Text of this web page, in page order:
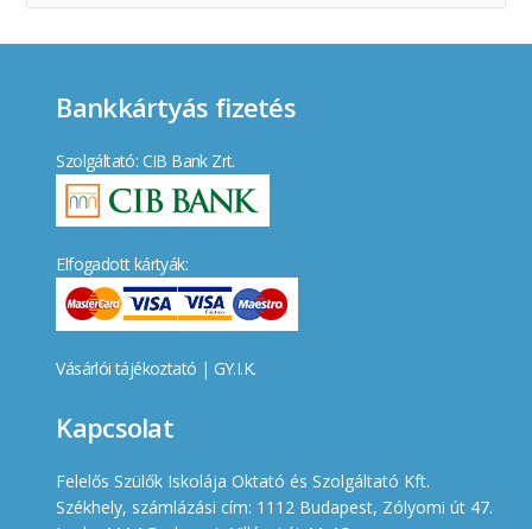
Bankkártyás fizetés
Szolgáltató: CIB Bank Zrt.
Elfogadott kártyák:
Vásárlói tájékoztató | GY.I.K.
Kapcsolat
Felelős Szülők Iskolája Oktató és Szolgáltató Kft.
Székhely, számlázási cím: 1112 Budapest, Zólyomi út 47.